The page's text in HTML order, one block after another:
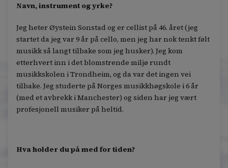
Navn, instrument og yrke?
Jeg heter Øystein Sonstad og er cellist på 46. året (jeg
startet da jeg var 9 år på cello, men jeg har nok tenkt følt
musikk så langt tilbake som jeg husker). Jeg kom
etterhvert inn i det blomstrende miljø rundt
musikkskolen i Trondheim, og da var det ingen vei
tilbake. Jeg studerte på Norges musikkhøgskole i 6 år
(med et avbrekk i Manchester) og siden har jeg vært
profesjonell musiker på heltid.
Hva holder du på med for tiden?